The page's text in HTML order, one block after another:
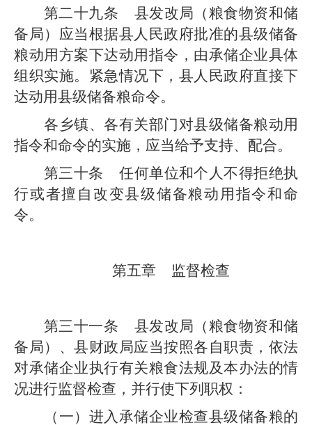
第二十九条
县发改局 （粮食物资和储
备局） 应当根据县人民政府批准的县级储备
粮动用方案下达动用指令，由承储企业具体
组织实施。紧急情况下， 县人民政府直接下
达动用县级储备粮命令。
各乡镇、各有关部门 对县级储备粮动用
指令和命令的实施，应当给予支持、配合。
第三十条
任何单位和个人不得拒绝执
行或者擅自改变县级储备粮动用指令和命
令。
第五章 监督检查
第三十一条 县发改局 （粮食物资和储
备局）
、 县财政局应当按照各自职责，依法
对承储企业执行有关粮食法规及本办法的情
况进行监督检查，并行使下列职权：
（一） 进入承储企业检查县级储备粮的